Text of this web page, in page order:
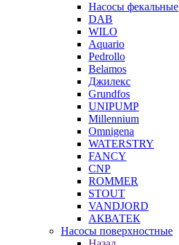
Насосы фекальные
DAB
WILO
Aquario
Pedrollo
Belamos
Джилекс
Grundfos
UNIPUMP
Millennium
Omnigena
WATERSTRY
FANCY
CNP
ROMMER
STOUT
VANDJORD
АКВАТЕК
Насосы поверхностные